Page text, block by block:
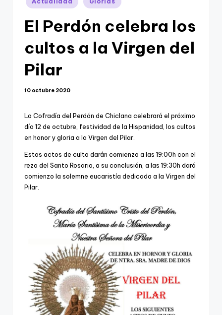
en
El Perdón celebra los
cultos a la Virgen del
Pilar
10 octubre 2020
La Cofradía del Perdón de Chiclana celebrará el próximo
día 12 de octubre, festividad de la Hispanidad, los cultos
en honor y gloria a la Virgen del Pilar.
Estos actos de culto darán comienzo a las 19:00h con el
rezo del Santo Rosario, a su conclusión, a las 19:30h dará
comienzo la solemne eucaristía dedicada a la Virgen del
Pilar.